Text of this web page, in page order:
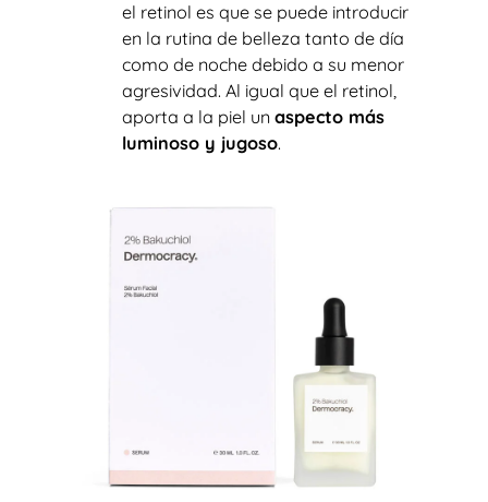
el retinol es que se puede introducir
en la rutina de belleza tanto de día
como de noche debido a su menor
agresividad. Al igual que el retinol,
aporta a la piel un aspecto más
luminoso y jugoso.